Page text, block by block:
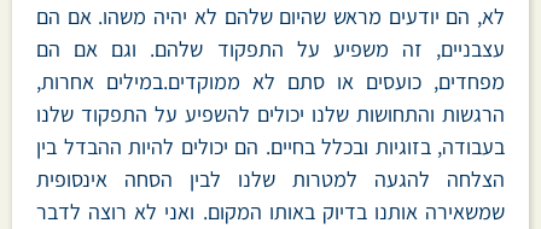
לא, הם יודעים מראש שהיום שלהם לא יהיה משהו. אם הם
עצבניים, זה משפיע על התפקוד שלהם. וגם אם הם
מפחדים, כועסים או סתם לא ממוקדים.במילים אחרות,
הרגשות והתחושות שלנו יכולים להשפיע על התפקוד שלנו
בעבודה, בזוגיות ובכלל בחיים. הם יכולים להיות ההבדל בין
הצלחה להגעה למטרות שלנו לבין הסחה אינסופית
שמשאירה אותנו בדיוק באותו המקום. ואני לא רוצה לדבר